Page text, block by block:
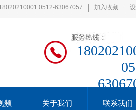
加入收藏
18020210001 0512-63067057
频 关于我们 联系我们